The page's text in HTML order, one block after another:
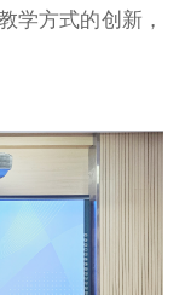
学方式的创新，